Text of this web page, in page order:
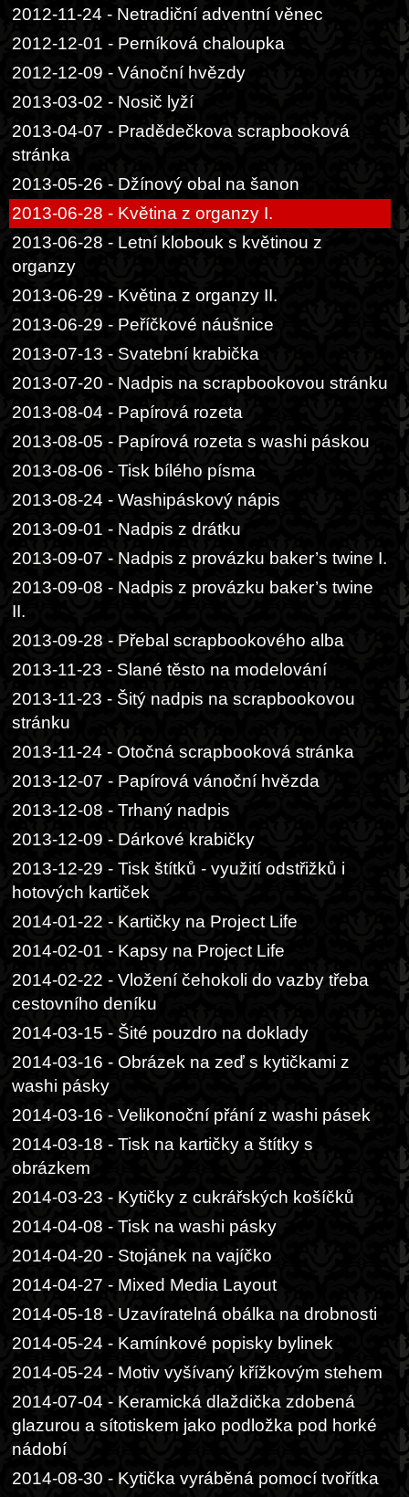
2012-11-24 - Netradiční adventní věnec
2012-12-01 - Perníková chaloupka
2012-12-09 - Vánoční hvězdy
2013-03-02 - Nosič lyží
2013-04-07 - Pradědečkova scrapbooková
stránka
2013-05-26 - Džínový obal na šanon
2013-06-28 - Květina z organzy I.
2013-06-28 - Letní klobouk s květinou z
organzy
2013-06-29 - Květina z organzy II.
2013-06-29 - Peříčkové náušnice
2013-07-13 - Svatební krabička
2013-07-20 - Nadpis na scrapbookovou stránku
2013-08-04 - Papírová rozeta
2013-08-05 - Papírová rozeta s washi páskou
2013-08-06 - Tisk bílého písma
2013-08-24 - Washipáskový nápis
2013-09-01 - Nadpis z drátku
2013-09-07 - Nadpis z provázku baker’s twine I.
2013-09-08 - Nadpis z provázku baker’s twine
II.
2013-09-28 - Přebal scrapbookového alba
2013-11-23 - Slané těsto na modelování
2013-11-23 - Šitý nadpis na scrapbookovou
stránku
2013-11-24 - Otočná scrapbooková stránka
2013-12-07 - Papírová vánoční hvězda
2013-12-08 - Trhaný nadpis
2013-12-09 - Dárkové krabičky
2013-12-29 - Tisk štítků - využití odstřižků i
hotových kartiček
2014-01-22 - Kartičky na Project Life
2014-02-01 - Kapsy na Project Life
2014-02-22 - Vložení čehokoli do vazby třeba
cestovního deníku
2014-03-15 - Šité pouzdro na doklady
2014-03-16 - Obrázek na zeď s kytičkami z
washi pásky
2014-03-16 - Velikonoční přání z washi pásek
2014-03-18 - Tisk na kartičky a štítky s
obrázkem
2014-03-23 - Kytičky z cukrářských košíčků
2014-04-08 - Tisk na washi pásky
2014-04-20 - Stojánek na vajíčko
2014-04-27 - Mixed Media Layout
2014-05-18 - Uzavíratelná obálka na drobnosti
2014-05-24 - Kamínkové popisky bylinek
2014-05-24 - Motiv vyšívaný křížkovým stehem
2014-07-04 - Keramická dlaždička zdobená
glazurou a sítotiskem jako podložka pod horké
nádobí
2014-08-30 - Kytička vyráběná pomocí tvořítka